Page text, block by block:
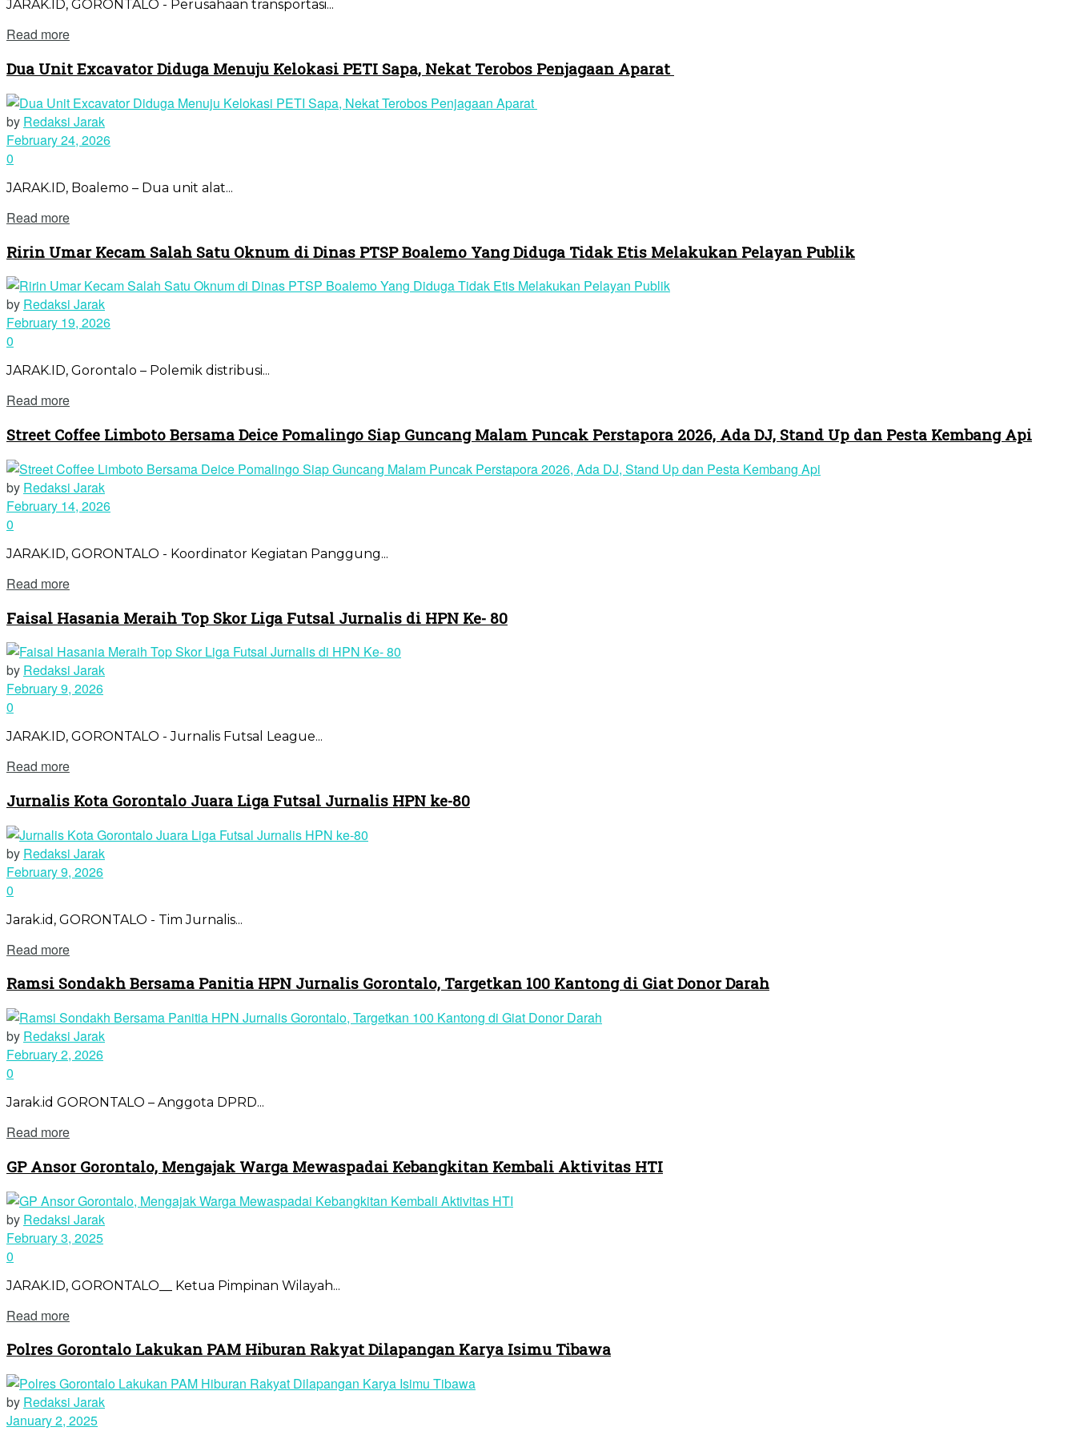
JARAK.ID, GORONTALO - Perusahaan transportasi...
Read more
Dua Unit Excavator Diduga Menuju Kelokasi PETI Sapa, Nekat Terobos Penjagaan Aparat
by Redaksi Jarak
February 24, 2026
0
JARAK.ID, Boalemo – Dua unit alat...
Read more
Ririn Umar Kecam Salah Satu Oknum di Dinas PTSP Boalemo Yang Diduga Tidak Etis Melakukan Pelayan Publik
by Redaksi Jarak
February 19, 2026
0
JARAK.ID, Gorontalo – Polemik distribusi...
Read more
Street Coffee Limboto Bersama Deice Pomalingo Siap Guncang Malam Puncak Perstapora 2026, Ada DJ, Stand Up dan Pesta Kembang Api
by Redaksi Jarak
February 14, 2026
0
JARAK.ID, GORONTALO - Koordinator Kegiatan Panggung...
Read more
Faisal Hasania Meraih Top Skor Liga Futsal Jurnalis di HPN Ke- 80
by Redaksi Jarak
February 9, 2026
0
JARAK.ID, GORONTALO - Jurnalis Futsal League...
Read more
Jurnalis Kota Gorontalo Juara Liga Futsal Jurnalis HPN ke-80
by Redaksi Jarak
February 9, 2026
0
Jarak.id, GORONTALO - Tim Jurnalis...
Read more
Ramsi Sondakh Bersama Panitia HPN Jurnalis Gorontalo, Targetkan 100 Kantong di Giat Donor Darah
by Redaksi Jarak
February 2, 2026
0
Jarak.id GORONTALO – Anggota DPRD...
Read more
GP Ansor Gorontalo, Mengajak Warga Mewaspadai Kebangkitan Kembali Aktivitas HTI
by Redaksi Jarak
February 3, 2025
0
JARAK.ID, GORONTALO__ Ketua Pimpinan Wilayah...
Read more
Polres Gorontalo Lakukan PAM Hiburan Rakyat Dilapangan Karya Isimu Tibawa
by Redaksi Jarak
January 2, 2025